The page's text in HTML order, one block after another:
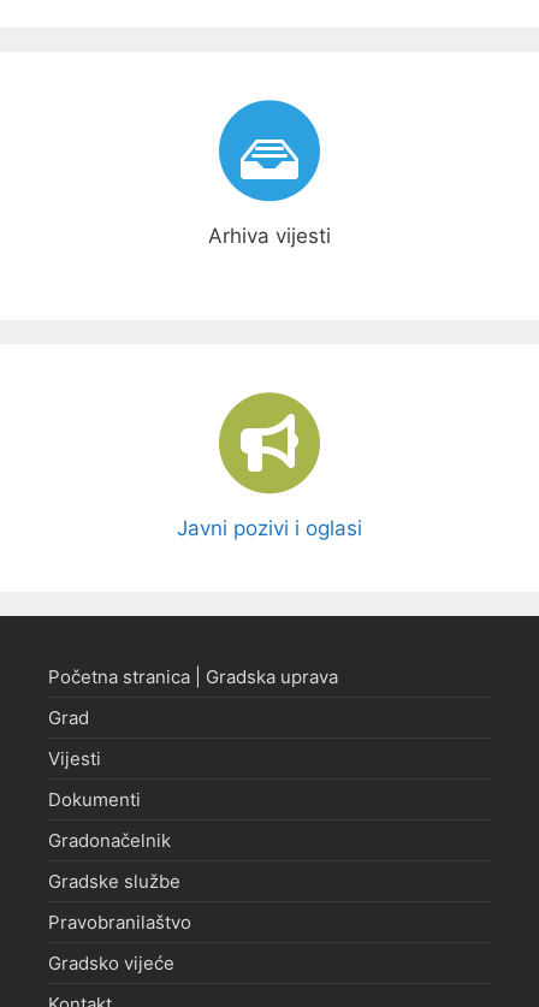
Arhiva vijesti
Javni pozivi i oglasi
Početna stranica | Gradska uprava
Grad
Vijesti
Dokumenti
Gradonačelnik
Gradske službe
Pravobranilaštvo
Gradsko vijeće